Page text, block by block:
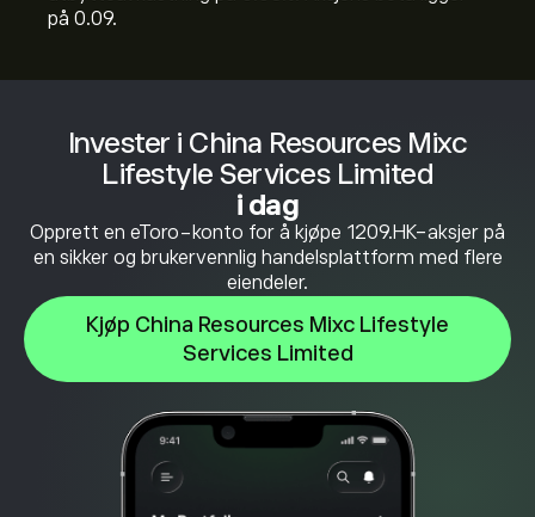
Invester i China Resources Mixc
Lifestyle Services Limited
i dag
Opprett en eToro-konto for å kjøpe 1209.HK-aksjer på
en sikker og brukervennlig handelsplattform med flere
eiendeler.
Kjøp China Resources Mixc Lifestyle
Services Limited
på 0.09.